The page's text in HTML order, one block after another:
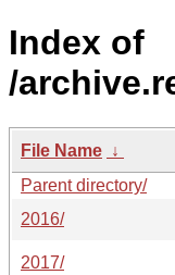
Index of
/
File Name ↓
Parent directory/
2016/
2017/